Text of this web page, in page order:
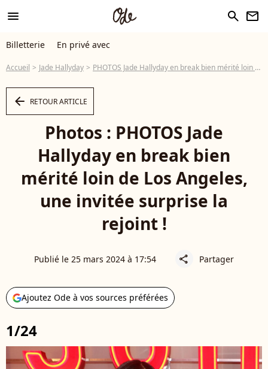
menu search newsletter
Billetterie En privé avec
Accueil Jade Hallyday PHOTOS Jade Hallyday en break bien mérité loin de Los Angeles, une invitée surprise la rejoint !
arrow_left RETOUR ARTICLE
Photos : PHOTOS Jade
Hallyday en break bien
mérité loin de Los Angeles,
une invitée surprise la
rejoint !
Publié le 25 mars 2024 à 17:54 share Partager
Ajoutez Ode à vos sources préférées
1/24